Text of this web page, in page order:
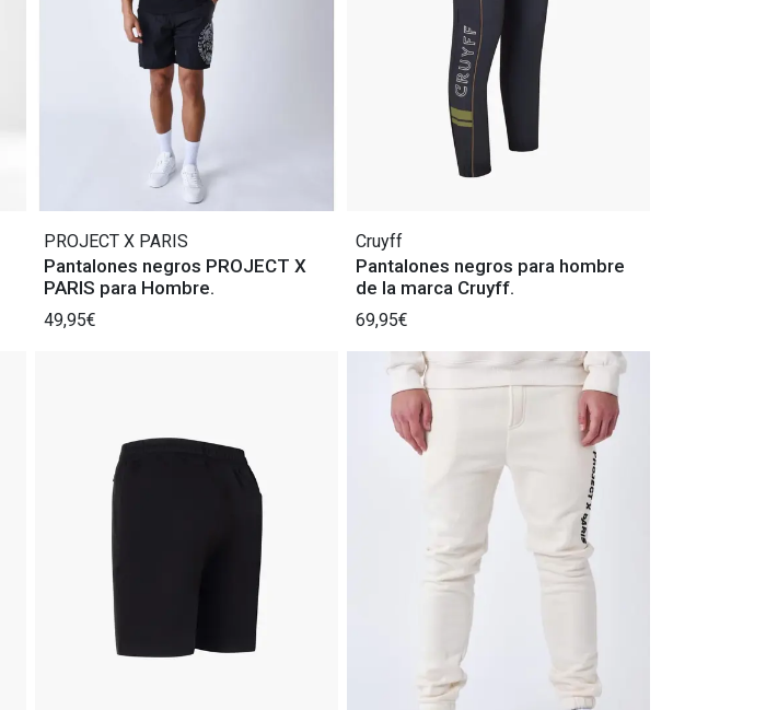
PROJECT X PARIS
Pantalones negros PROJECT X
PARIS para Hombre.
49,95€
Cruyff
Pantalones negros para hombre
de la marca Cruyff.
69,95€